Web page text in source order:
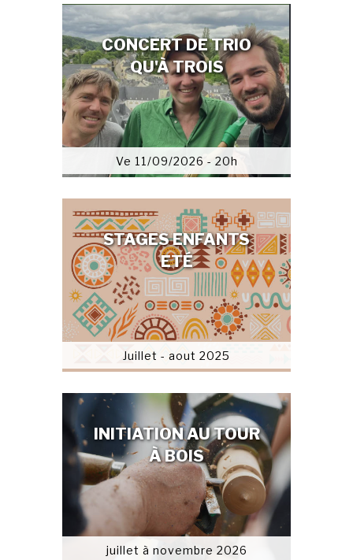
CONCERT DE TRIO
QU'À TROIS
Ve 11/09/2026 - 20h
STAGES ENFANTS
ETÉ
Juillet - aout 2025
INITIATION AU TOUR
À BOIS
juillet à novembre 2026